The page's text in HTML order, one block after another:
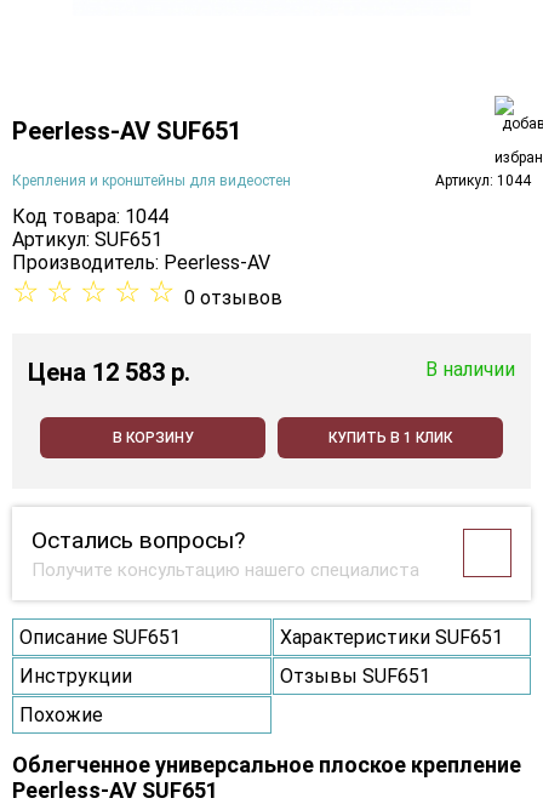
Peerless-AV SUF651
Крепления и кронштейны для видеостен Артикул: 1044
Код товара: 1044
Артикул: SUF651
Производитель: Peerless-AV
☆ ☆ ☆ ☆ ☆ 0 отзывов
Цена 12 583 p. В наличии
В КОРЗИНУ КУПИТЬ В 1 КЛИК
Остались вопросы?
Получите консультацию нашего специалиста
Описание SUF651
Характеристики SUF651
Инструкции
Отзывы SUF651
Похожие
Облегченное универсальное плоское крепление
Peerless-AV SUF651